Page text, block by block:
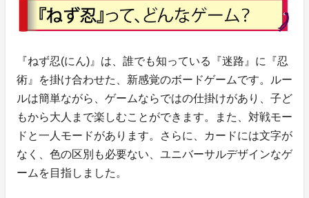
『ねず忍(にん)』は、誰でも知っている『迷路』に『忍
術』を掛け合わせた、新感覚のボードゲームです。ルー
ルは簡単ながら、ゲームならではの仕掛けがあり、子ど
もから大人まで楽しむことができます。また、対戦モー
ドと一人モードがあります。さらに、カードには文字が
なく、色の区別も必要ない、ユニバーサルデザインなゲ
ームを目指しました。